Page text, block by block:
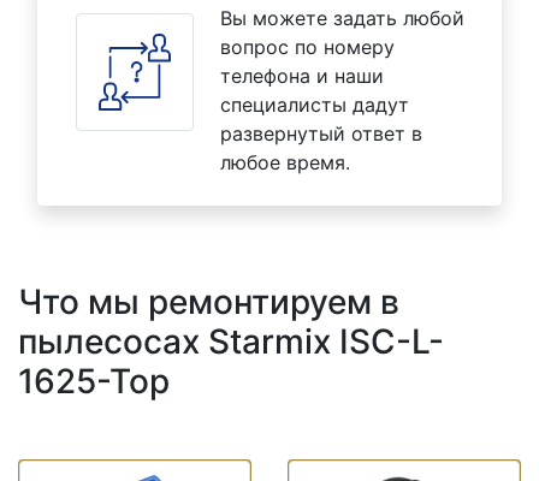
Вы можете задать любой
вопрос по номеру
телефона и наши
специалисты дадут
развернутый ответ в
любое время.
Что мы ремонтируем в
пылесосах Starmix ISC-L-
1625-Top